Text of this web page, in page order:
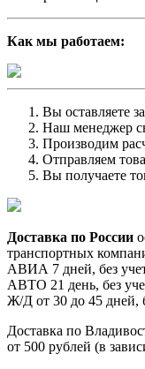
Как мы работаем:
Вы оставляете
Наш менеджер
Производим
Отправляем
Вы получаете
Доставка по России
транспортных
АВИА 7 дней, без
АВТО 21 день, без
Ж/Д от 30 до 45 дней,
Доставка по
от 500 рублей (в